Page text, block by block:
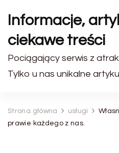
Informacje,
ciekawe treści
Pociągający serwis z
Tylko u nas unikalne
Strona główna usługi
prawie każdego z nas.